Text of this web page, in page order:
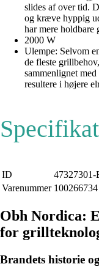
slides af over tid.
og kræve hyppig
har mere holdbare
2000 W
Ulempe: Selvom
de fleste
sammenlignet
resultere i højere
ID
47327301-
Varenummer 100266734
Obh Nordica:
for
Brandets historie